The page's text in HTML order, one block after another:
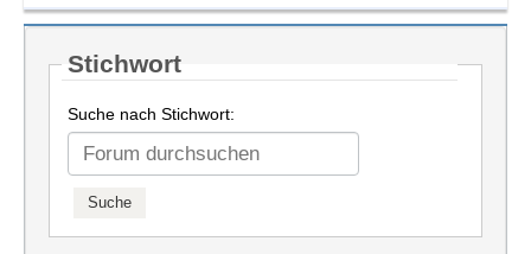
Stichwort
Suche nach Stichwort: